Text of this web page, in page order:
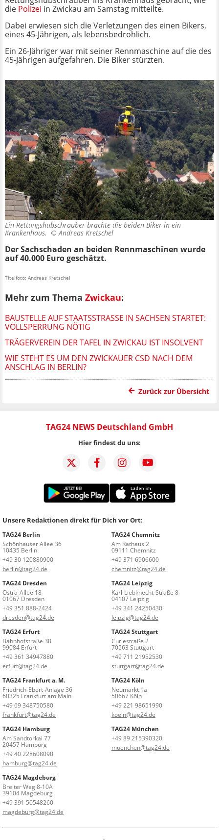
die Polizei in Zwickau am Samstag mitteilte.
Dabei erwiesen sich die Verletzungen des einen Bikers,
eines 45-Jährigen, als lebensbedrohlich.
Ein 26-Jähriger war mit seiner Rennmaschine auf die des
45-Jährigen aufgefahren. Die Biker stürzten.
Ein Rettungshubschrauber brachte die beiden Biker in ein
Krankenhaus. ©Andreas Kretschel
Der Sachschaden an beiden Rennmaschinen wurde
auf 40.000 Euro geschätzt.
Titelfoto: Andreas Kretschel
Mehr zum Thema Zwickau:
BAUSTELLE AUF STAATSSTRASSE IN SACHSEN STARTET: V
OLLSPERRUNG NÖTIG
TRÄGERVEREIN DER TAFEL IN ZWICKAU IST INSOLVENT
WIE STEHT ES UM DEN ZWICKAUER CSD NACH DEM
ANSCHLAG IN BERLIN?
Zurück zur Übersicht
TAG24 NEWS Deutschland GmbH
Hier findest du uns:
Unsere Redaktionen direkt für Dich vor Ort:
TAG24 Berlin
Schönhauser Allee 36
10435 Berlin
+49 30 120880900
berlin@tag24.de
TAG24 Chemnitz
Am Rathaus 2
09111 Chemnitz
+49 371 6906600
chemnitz@tag24.de
TAG24 Dresden
Ostra-Allee 18
01067 Dresden
+49 351 888-2424
dresden@tag24.de
TAG24 Leipzig
Karl-Liebknecht-Straße 8
04107 Leipzig
+49 341 24250430
leipzig@tag24.de
TAG24 Erfurt
Bahnhofstraße 38
99084 Erfurt
+49 361 34947880
erfurt@tag24.de
TAG24 Stuttgart
Curiestraße 2
70563 Stuttgart
+49 711 21952530
stuttgart@tag24.de
TAG24 Frankfurt a. M.
Friedrich-Ebert-Anlage 36
60325 Frankfurt am Main
+49 69 348750580
frankfurt@tag24.de
TAG24 Köln
Neumarkt 1a
50667 Köln
+49 221 98651990
koeln@tag24.de
TAG24 Hamburg
Am Sandtorkai 77
20457 Hamburg
+49 40 228608090
hamburg@tag24.de
TAG24 München
+49 89 215390320
muenchen@tag24.de
TAG24 Magdeburg
Breiter Weg 8-10A
39104 Magdeburg
+49 391 50548260
magdeburg@tag24.de